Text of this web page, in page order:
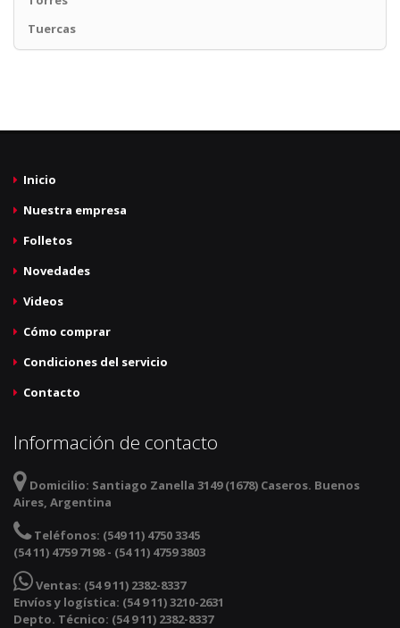
Tuercas
Inicio
Nuestra empresa
Folletos
Novedades
Videos
Cómo comprar
Condiciones del servicio
Contacto
Información de contacto
Domicilio: Santiago Zanella 3149 (1678) Caseros. Buenos
Aires, Argentina
Teléfonos: (549 11) 4750 3345
(54 11) 4759 7198 - (54 11) 4759 3803
Ventas: (54 9 11) 2382-8337
Envíos y logística: (54 9 11) 3210-2631
Depto. Técnico: (54 9 11) 2382-8337